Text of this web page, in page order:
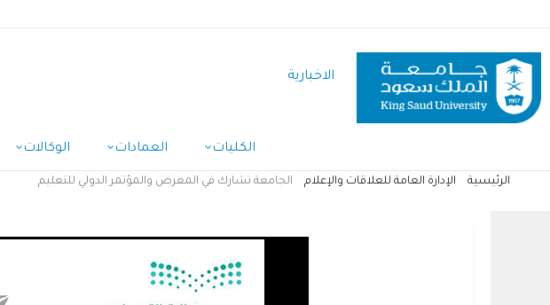
المحتوى
الرئيسي
الاخبارية
الكليات العمادات الوكالات
الرئيسية الإدارة العامة للعلاقات والإعلام الجامعة تشارك في المعرض والمؤتمر الدولي للتعليم